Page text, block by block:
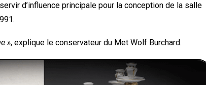
d’influence principale pour la conception de la salle
», explique le conservateur du Met Wolf Burchard.